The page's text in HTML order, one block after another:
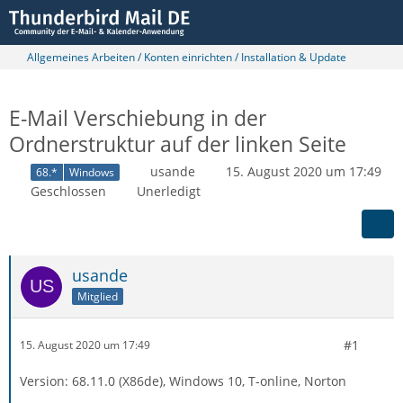
Allgemeines Arbeiten / Konten einrichten / Installation & Update
E-Mail Verschiebung in der
Ordnerstruktur auf der linken Seite
68.* Windows usande
15. August 2020 um 17:49
Geschlossen
Unerledigt
usande
Mitglied
15. August 2020 um 17:49 #1
Version: 68.11.0 (X86de), Windows 10, T-online, Norton